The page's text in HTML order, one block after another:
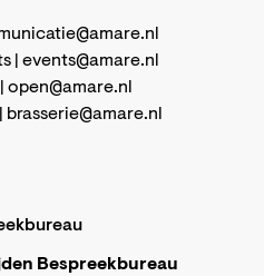
| events@amare.nl
open@amare.nl
brasserie@amare.nl
Bespreekbureau